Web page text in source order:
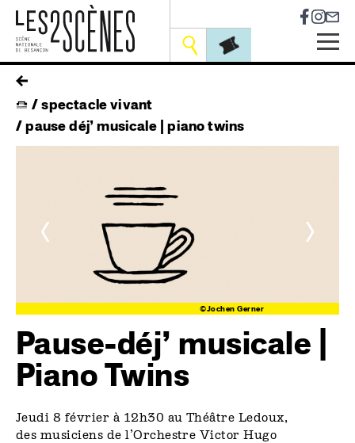
Skip
main
navigation
Outils
fil
d'ariane
spectacle vivant
pause déj’ musicale | piano twins
<
©Jochen Gerner
>
Pause-déj’ musicale |
Piano Twins
Jeudi 8 février à 12h30 au Théâtre Ledoux,
des musiciens de l’Orchestre Victor Hugo